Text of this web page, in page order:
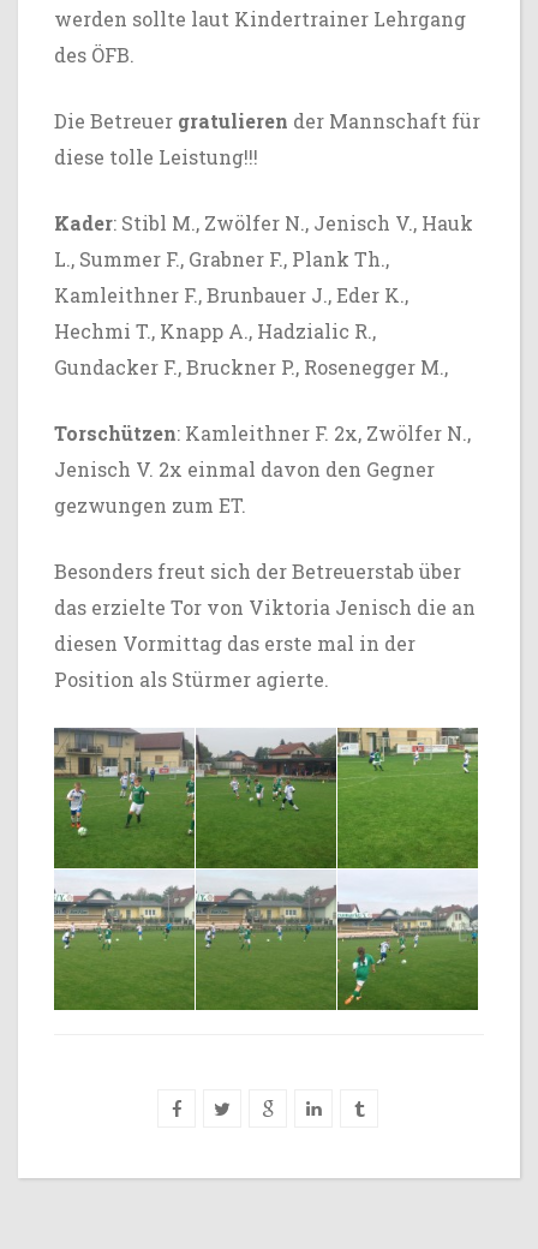
werden sollte laut Kindertrainer Lehrgang
des ÖFB.
Die Betreuer gratulieren der Mannschaft für
diese tolle Leistung!!!
Kader: Stibl M., Zwölfer N., Jenisch V., Hauk
L., Summer F., Grabner F., Plank Th.,
Kamleithner F., Brunbauer J., Eder K.,
Hechmi T., Knapp A., Hadzialic R.,
Gundacker F., Bruckner P., Rosenegger M.,
Torschützen: Kamleithner F. 2x, Zwölfer N.,
Jenisch V. 2x einmal davon den Gegner
gezwungen zum ET.
Besonders freut sich der Betreuerstab über
das erzielte Tor von Viktoria Jenisch die an
diesen Vormittag das erste mal in der
Position als Stürmer agierte.